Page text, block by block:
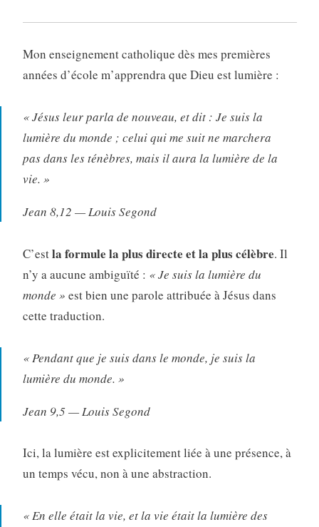
Mon enseignement catholique dès mes premières
années d’école m’apprendra que Dieu est lumière :
« Jésus leur parla de nouveau, et dit : Je suis la
lumière du monde ; celui qui me suit ne marchera
pas dans les ténèbres, mais il aura la lumière de la
vie. »
Jean 8,12 — Louis Segond
C’estla formule la plus directe et la plus célèbre. Il
n’y a aucune ambiguïté : « Je suis la lumière du
monde » est bien une parole attribuée à Jésus dans
cette traduction.
« Pendant que je suis dans le monde, je suis la
lumière du monde. »
Jean 9,5 — Louis Segond
Ici, la lumière est explicitement liée à une présence, à
un temps vécu, non à une abstraction.
« En elle était la vie, et la vie était la lumière des